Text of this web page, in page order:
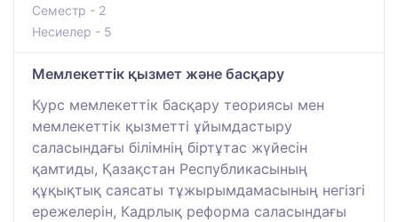
Семестр - 2
Несиелер - 5
Мемлекеттік қызмет және басқару
Курс мемлекеттік басқару теориясы мен
мемлекеттік қызметті ұйымдастыру
саласындағы білімнің біртұтас жүйесін
қамтиды, Қазақстан Республикасының
құқықтық саясаты тұжырымдамасының негізгі
ережелерін, Кадрлық реформа саласындағы